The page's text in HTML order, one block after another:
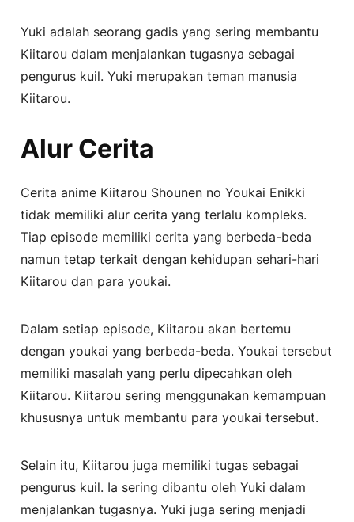
Yuki adalah seorang gadis yang sering membantu
Kiitarou dalam menjalankan tugasnya sebagai
pengurus kuil. Yuki merupakan teman manusia
Kiitarou.
Alur Cerita
Cerita anime Kiitarou Shounen no Youkai Enikki
tidak memiliki alur cerita yang terlalu kompleks.
Tiap episode memiliki cerita yang berbeda-beda
namun tetap terkait dengan kehidupan sehari-hari
Kiitarou dan para youkai.
Dalam setiap episode, Kiitarou akan bertemu
dengan youkai yang berbeda-beda. Youkai tersebut
memiliki masalah yang perlu dipecahkan oleh
Kiitarou. Kiitarou sering menggunakan kemampuan
khususnya untuk membantu para youkai tersebut.
Selain itu, Kiitarou juga memiliki tugas sebagai
pengurus kuil. Ia sering dibantu oleh Yuki dalam
menjalankan tugasnya. Yuki juga sering menjadi